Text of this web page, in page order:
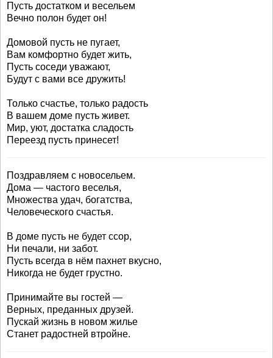
Пусть достатком и весельем
Вечно полон будет он!
Домовой пусть не пугает,
Вам комфортно будет жить,
Пусть соседи уважают,
Будут с вами все дружить!
Только счастье, только радость
В вашем доме пусть живет.
Мир, уют, достатка сладость
Переезд пусть принесет!
Поздравляем с новосельем.
Дома — частого веселья,
Множества удач, богатства,
Человеческого счастья.
В доме пусть не будет ссор,
Ни печали, ни забот.
Пусть всегда в нём пахнет вкусно,
Никогда не будет грустно.
Принимайте вы гостей —
Верных, преданных друзей.
Пускай жизнь в новом жилье
Станет радостней втройне.